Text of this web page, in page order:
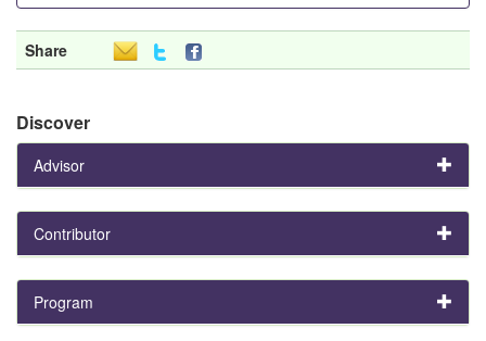
Share
Discover
Advisor
Contributor
Program